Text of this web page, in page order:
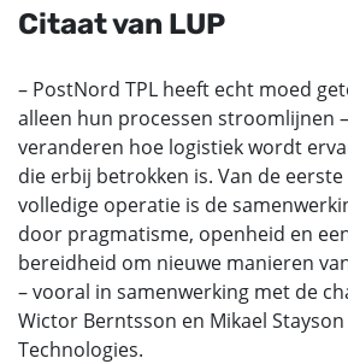
Citaat van LUP
– PostNord TPL heeft echt moed
alleen hun processen stroomlijnen
veranderen hoe logistiek wordt
die erbij betrokken is. Van de
volledige operatie is de
door pragmatisme, openheid en
bereidheid om nieuwe manieren
– vooral in samenwerking met de
Wictor Berntsson en Mikael Stayson
Technologies.